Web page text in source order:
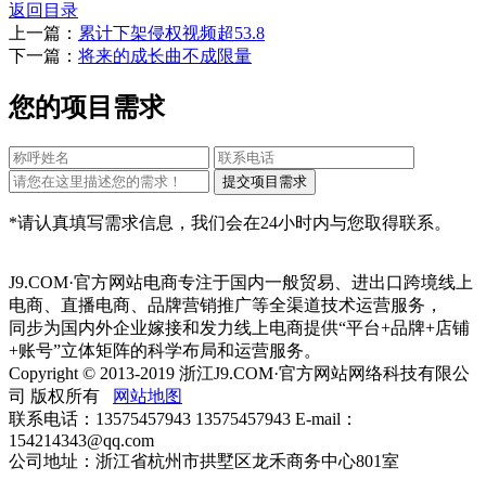
返回目录
上一篇： 累计下架侵权视频超53.8
下一篇： 将来的成长曲不成限量
您的项目需求
*请认真填写需求信息，我们会在24小时内与您取得联系。
J9.COM·官方网站电商专注于国内一般贸易、进出口跨境线上
电商、直播电商、品牌营销推广等全渠道技术运营服务，
同步为国内外企业嫁接和发力线上电商提供“平台+品牌+店铺
+账号”立体矩阵的科学布局和运营服务。
Copyright © 2013-2019 浙江J9.COM·官方网站网络科技有限公
司 版权所有
网站地图
联系电话：13575457943 13575457943 E-mail：
154214343@qq.com
公司地址：浙江省杭州市拱墅区龙禾商务中心801室